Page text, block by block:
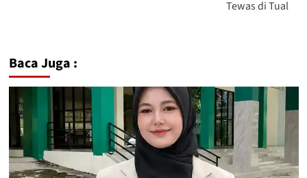
Tewas di Tual
Baca Juga :